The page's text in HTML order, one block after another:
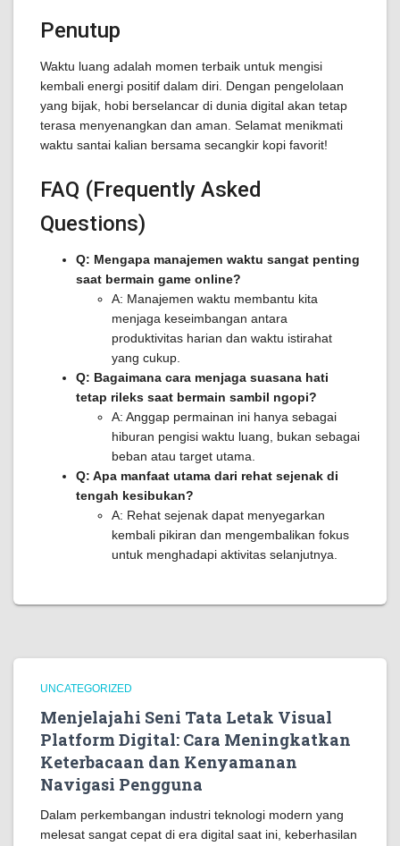
Penutup
Waktu luang adalah momen terbaik untuk mengisi
kembali energi positif dalam diri. Dengan pengelolaan
yang bijak, hobi berselancar di dunia digital akan tetap
terasa menyenangkan dan aman. Selamat menikmati
waktu santai kalian bersama secangkir kopi favorit!
FAQ (Frequently Asked
Questions)
Q: Mengapa manajemen waktu sangat penting
saat bermain game online?
A: Manajemen waktu membantu kita
menjaga keseimbangan antara
produktivitas harian dan waktu istirahat
yang cukup.
Q: Bagaimana cara menjaga suasana hati
tetap rileks saat bermain sambil ngopi?
A: Anggap permainan ini hanya sebagai
hiburan pengisi waktu luang, bukan sebagai
beban atau target utama.
Q: Apa manfaat utama dari rehat sejenak di
tengah kesibukan?
A: Rehat sejenak dapat menyegarkan
kembali pikiran dan mengembalikan fokus
untuk menghadapi aktivitas selanjutnya.
UNCATEGORIZED
Menjelajahi Seni Tata Letak Visual
Platform Digital: Cara Meningkatkan
Keterbacaan dan Kenyamanan
Navigasi Pengguna
Dalam perkembangan industri teknologi modern yang
melesat sangat cepat di era digital saat ini, keberhasilan